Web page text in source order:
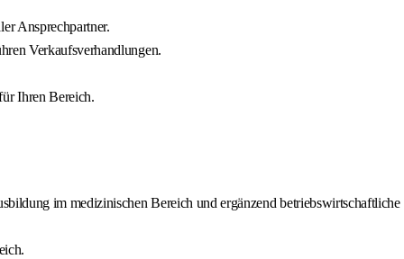
Ansprechpartner.
Verkaufsverhandlungen.
Ihren Bereich.
im medizinischen Bereich und ergänzend betriebswirtschaftliche